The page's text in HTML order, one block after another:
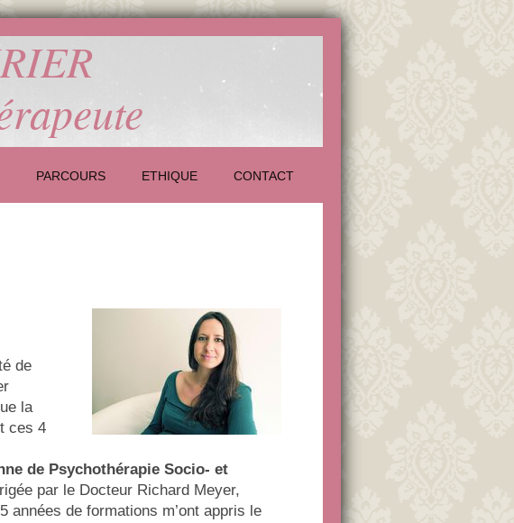
PARCOURS ETHIQUE CONTACT
de
la
ces 4
de Psychothérapie Socio- et
par le Docteur Richard Meyer,
années de formations m’ont appris le